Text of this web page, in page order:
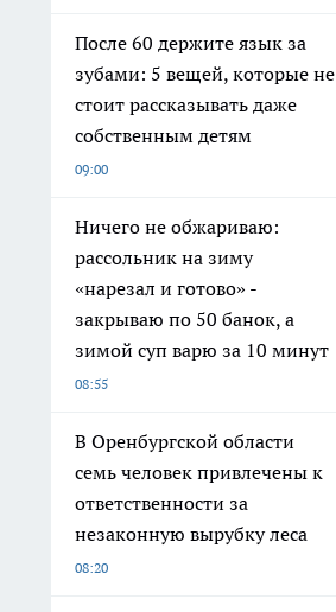
После 60 держите язык за
зубами: 5 вещей, которые не
стоит рассказывать даже
собственным детям
09:00
Ничего не обжариваю:
рассольник на зиму
«нарезал и готово» -
закрываю по 50 банок, а
зимой суп варю за 10 минут
08:55
В Оренбургской области
семь человек привлечены к
ответственности за
незаконную вырубку леса
08:20